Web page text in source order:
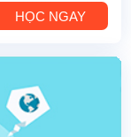
HỌC NGAY